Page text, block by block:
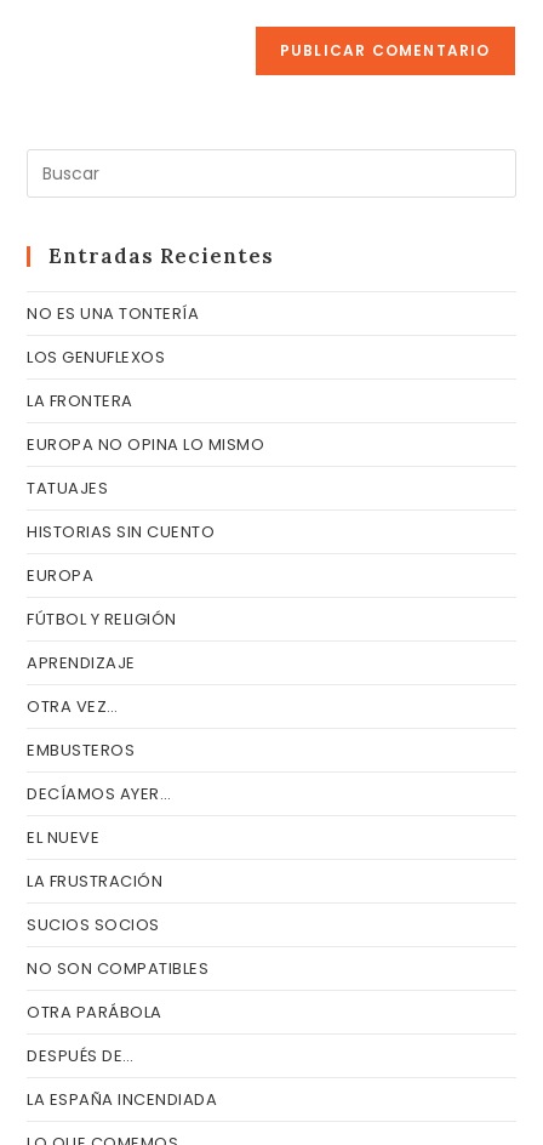
Entradas Recientes
NO ES UNA TONTERÍA
LOS GENUFLEXOS
LA FRONTERA
EUROPA NO OPINA LO MISMO
TATUAJES
HISTORIAS SIN CUENTO
EUROPA
FÚTBOL Y RELIGIÓN
APRENDIZAJE
OTRA VEZ…
EMBUSTEROS
DECÍAMOS AYER…
EL NUEVE
LA FRUSTRACIÓN
SUCIOS SOCIOS
NO SON COMPATIBLES
OTRA PARÁBOLA
DESPUÉS DE…
LA ESPAÑA INCENDIADA